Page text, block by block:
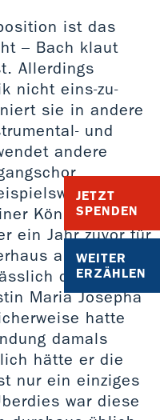
JETZT
SPENDEN
WEITER
ERZÄHLEN
ist das
– Bach klaut
Allerdings
nicht eins-zu-
sie in andere
und
andere
ist
Königin-
ein Jahr zuvor für
als
des
Maria Josepha
hatte
damals
hätte er die
nur ein einziges
war diese